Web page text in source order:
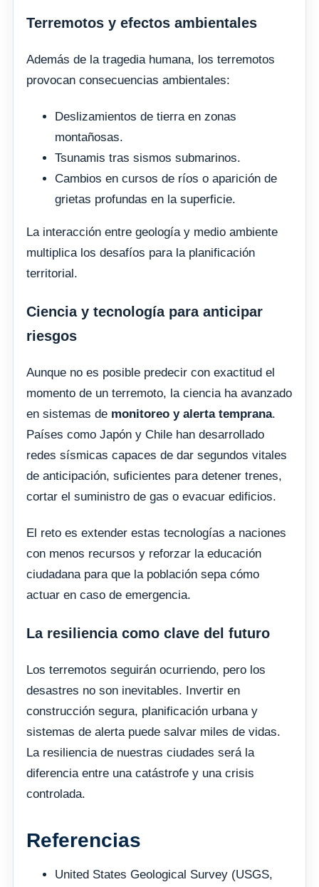
Terremotos y efectos ambientales
Además de la tragedia humana, los terremotos
provocan consecuencias ambientales:
Deslizamientos de tierra en zonas
montañosas.
Tsunamis tras sismos submarinos.
Cambios en cursos de ríos o aparición de
grietas profundas en la superficie.
La interacción entre geología y medio ambiente
multiplica los desafíos para la planificación
territorial.
Ciencia y tecnología para anticipar
riesgos
Aunque no es posible predecir con exactitud el
momento de un terremoto, la ciencia ha avanzado
en sistemas de monitoreo y alerta temprana.
Países como Japón y Chile han desarrollado
redes sísmicas capaces de dar segundos vitales
de anticipación, suficientes para detener trenes,
cortar el suministro de gas o evacuar edificios.
El reto es extender estas tecnologías a naciones
con menos recursos y reforzar la educación
ciudadana para que la población sepa cómo
actuar en caso de emergencia.
La resiliencia como clave del futuro
Los terremotos seguirán ocurriendo, pero los
desastres no son inevitables. Invertir en
construcción segura, planificación urbana y
sistemas de alerta puede salvar miles de vidas.
La resiliencia de nuestras ciudades será la
diferencia entre una catástrofe y una crisis
controlada.
Referencias
United States Geological Survey (USGS,